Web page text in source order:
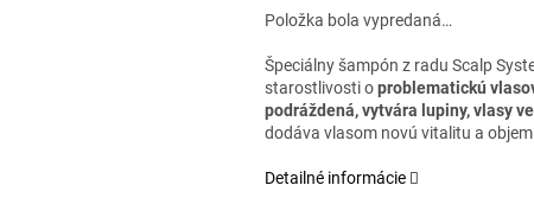
Položka bola vypredaná…
Špeciálny šampón z radu Scalp
starostlivosti oproblematickú
podráždená, vytvára lupiny, vlasy
dodáva vlasom novú vitalitu a
Detailné informácie